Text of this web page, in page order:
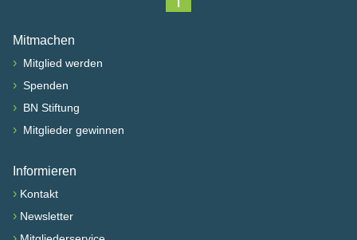
Nach oben scrollen
Mitmachen
› Mitglied werden
› Spenden
› BN Stiftung
› Mitglieder gewinnen
Informieren
› Kontakt
› Newsletter